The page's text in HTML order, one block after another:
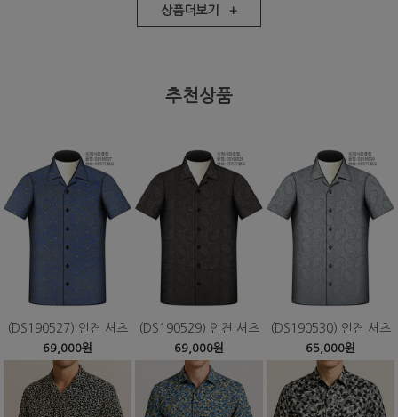
상품더보기 +
추천상품
(DS190527) 인견 셔츠
69,000원
(DS190529) 인견 셔츠
69,000원
(DS190530) 인견 셔츠
65,000원